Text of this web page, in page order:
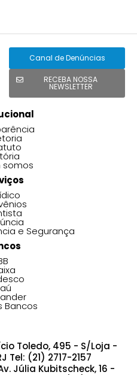
Canal de Denúncias
RECEBA NOSSA
NEWSLETTER
somos
e Segurança
Bancos
Toledo, 495 - S/Loja -
Tel: (21) 2717-2157
Júlia Kubitscheck, 16 -